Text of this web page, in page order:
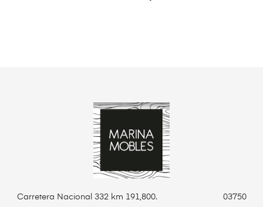
Carretera Nacional 332 km 191,800. 03750